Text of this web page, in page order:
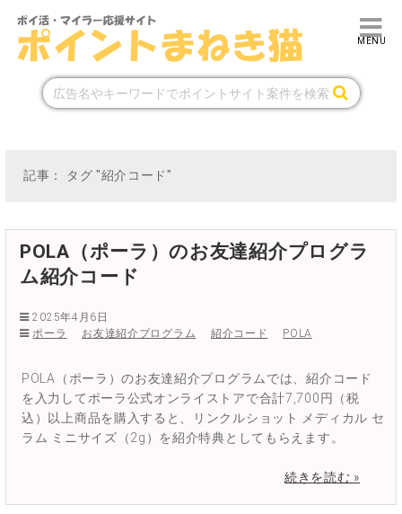
記事： タグ "紹介コード"
POLA（ポーラ）のお友達紹介プログラ
ム紹介コード
2025年4月6日
ポーラ
お友達紹介プログラム 紹介コード POLA
POLA（ポーラ）のお友達紹介プログラムでは、紹介コード
を入力してポーラ公式オンライストアで合計7,700円（税
込）以上商品を購入すると、リンクルショット メディカル セ
ラム ミニサイズ（2g）を紹介特典としてもらえます。
続きを読む »